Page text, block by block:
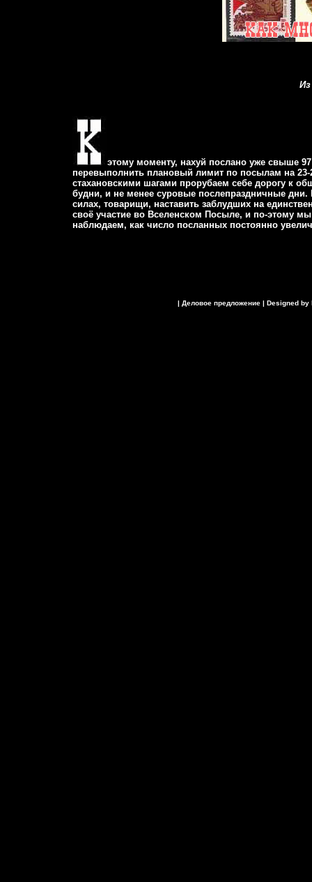
этому моменту, нахуй послано уже свыше
перевыполнить плановый лимит по посылам на
стахановскими шагами прорубаем себе дорогу к
будни, и не менее суровые послепраздничные
силах, товарищи, наставить заблудших на
своё участие во Вселенском Посыле, и по-этому
наблюдаем, как число поcланных постоянно
| Деловое предложение | Designed by